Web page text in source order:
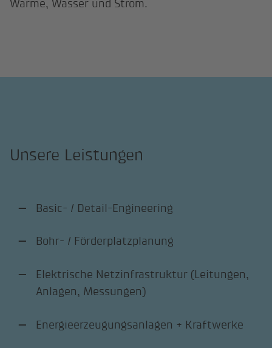
Wärme, Wasser und Strom.
Unsere Leistungen
Basic- / Detail-Engineering
Bohr- / Förderplatzplanung
Elektrische Netzinfrastruktur (Leitungen,
Anlagen, Messungen)
Energieerzeugungsanlagen + Kraftwerke